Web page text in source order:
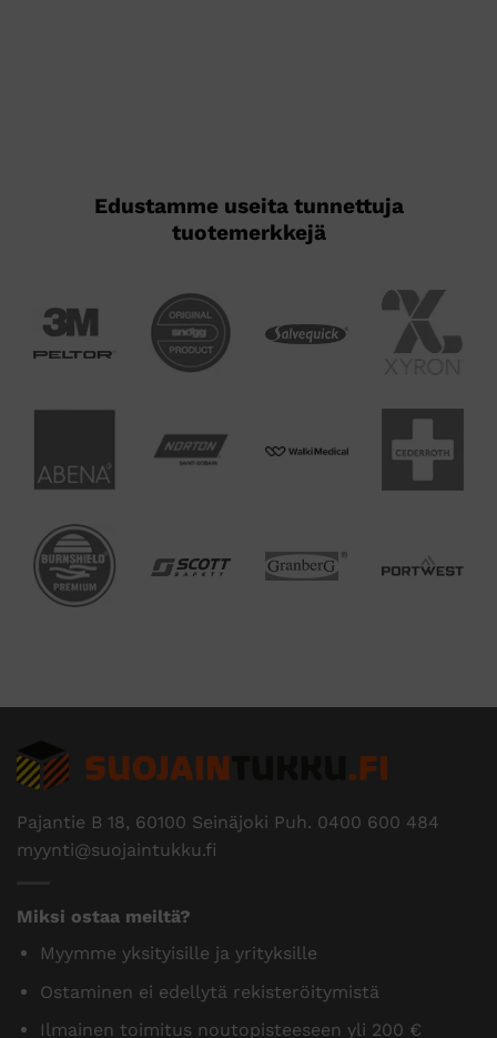
Edustamme useita tunnettuja
tuotemerkkejä
Pajantie B 18, 60100 Seinäjoki Puh. 0400 600 484
myynti@suojaintukku.fi
Miksi ostaa meiltä?
Myymme yksityisille ja yrityksille
Ostaminen ei edellytä rekisteröitymistä
Ilmainen toimitus noutopisteeseen yli 200 €